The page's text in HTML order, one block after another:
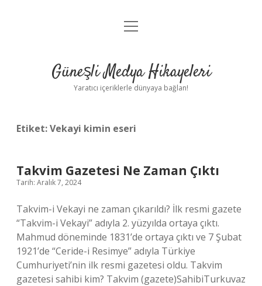
Anasayfa
Yasal Uyarı
menüyü
Güneşli Medya Hikayeleri
Yaratıcı içeriklerle dünyaya bağlan!
Etiket:Vekayi kimin eseri
Takvim Gazetesi Ne Zaman Çıktı
Tarih: Aralık 7, 2024
Takvim-i Vekayi ne zaman çıkarıldı? İlk resmi gazete
“Takvim-i Vekayi” adıyla 2. yüzyılda ortaya çıktı.
Mahmud döneminde 1831’de ortaya çıktı ve 7 Şubat
1921’de “Ceride-i Resimye” adıyla Türkiye
Cumhuriyeti’nin ilk resmi gazetesi oldu. Takvim
gazetesi sahibi kim? Takvim (gazete)SahibiTurkuvaz